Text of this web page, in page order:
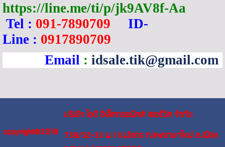
https://line.me/ti/p/jk9AV8f-Aa
Tel : 091-7890709
ID-
Line : 0917890709
Email : idsale.tik@gmail.com
copyright@2018
บริษัท ไอดี อิเล็กทรอนิกส์ เซอร์วิส จำกัด
759/32-33 ม.1 ซ.มังกร ต.แพรกษาใหม่ อ.เมือง